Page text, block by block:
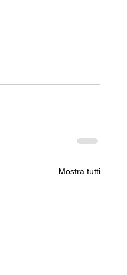
Mostra tutti